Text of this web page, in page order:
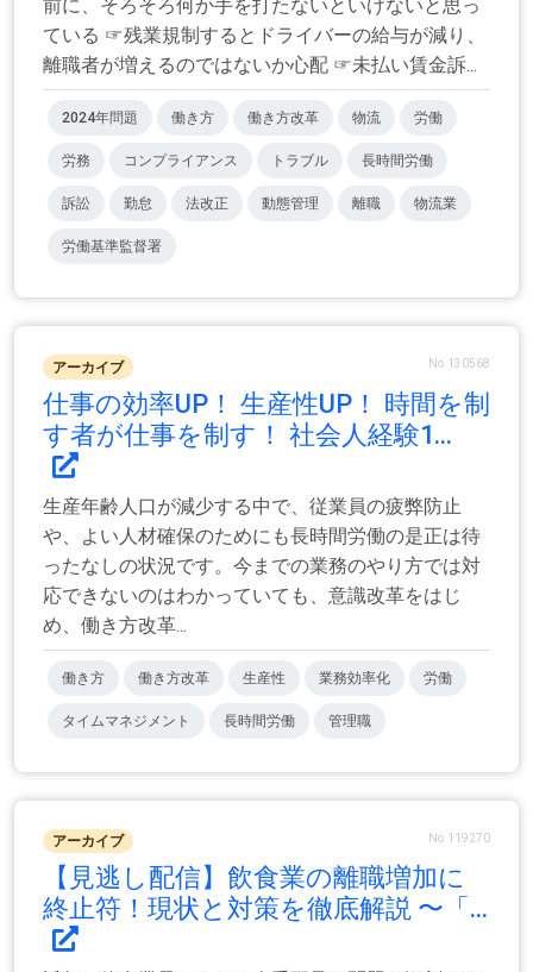
前に、そろそろ何か手を打たないといけないと思っ
ている ☞残業規制するとドライバーの給与が減り、
離職者が増えるのではないか心配 ☞未払い賃金訴...
2024年問題 働き方 働き方改革 物流 労働
労務 コンプライアンス トラブル 長時間労働
訴訟 勤怠 法改正 動態管理 離職 物流業
労働基準監督署
アーカイブ No.130568
仕事の効率UP！ 生産性UP！ 時間を制
す者が仕事を制す！ 社会人経験1...
生産年齢人口が減少する中で、従業員の疲弊防止
や、よい人材確保のためにも長時間労働の是正は待
ったなしの状況です。今までの業務のやり方では対
応できないのはわかっていても、意識改革をはじ
め、働き方改革...
働き方 働き方改革 生産性 業務効率化 労働
タイムマネジメント 長時間労働 管理職
アーカイブ No.119270
【見逃し配信】飲食業の離職増加に
終止符！現状と対策を徹底解説 〜「...